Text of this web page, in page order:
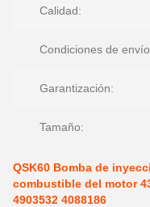
Calidad:
Condiciones de
Garantización:
Tamaño:
QSK60 Bomba de
combustible del motor
4903532 4088186